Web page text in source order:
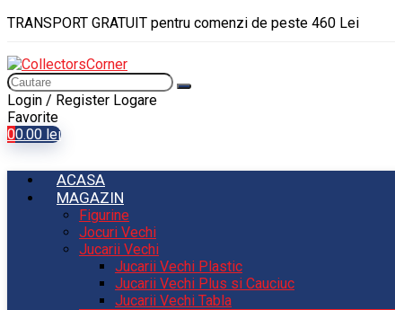
TRANSPORT GRATUIT pentru comenzi de peste 460 Lei
Login / Register Logare
Favorite
00.00 lei
ACASA
MAGAZIN
Figurine
Jocuri Vechi
Jucarii Vechi
Jucarii Vechi Plastic
Jucarii Vechi Plus si Cauciuc
Jucarii Vechi Tabla